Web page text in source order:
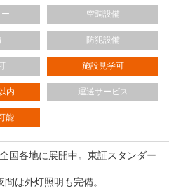
空調設備
防犯設備
施設見学可
内 運送サービス
能
国各地に展開中。東証スタンダー
は外灯照明も完備。